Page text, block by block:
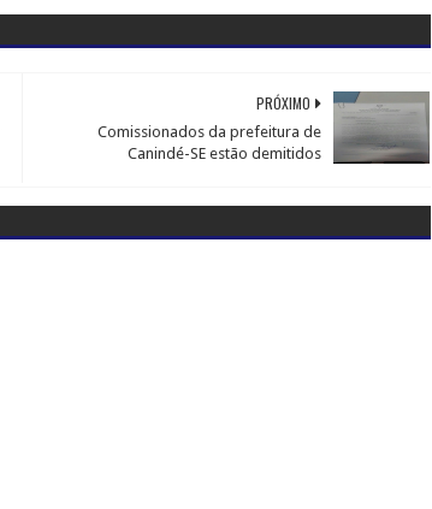
PRÓXIMO
Comissionados da prefeitura de
Canindé-SE estão demitidos